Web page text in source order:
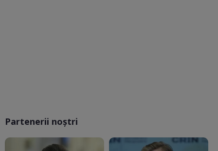
Partenerii noștri